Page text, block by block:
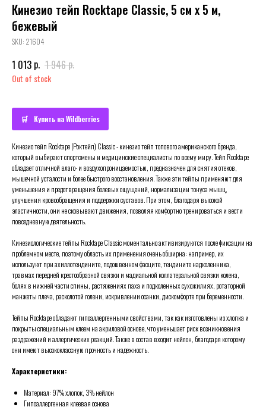
Кинезио тейп Rocktape Classic, 5 см х 5 м,
бежевый
SKU: 21604
1 013 р. 1 946р.
Out of stock
Купить на Wildberries
Кинезио тейп Rocktape (Роктейп) Classic - кинезио тейп топового американского бренда,
который выбирают спортсмены и медицинские специалисты по всему миру. Тейп Rocktape
обладает отличной влаго- и воздухопроницаемостью, предназначен для снятия отеков,
мышечной усталости и более быстрого восстановления. Также эти тейпы применяют для
уменьшения и предотвращения болевых ощущений, нормализации тонуса мышц,
улучшения кровообращения и поддержки суставов. При этом, благодаря высокой
эластичности, они не сковывают движения, позволяя комфортно тренироваться и вести
повседневную деятельность.
Кинезиологические тейпы Rocktape Classic моментально активизируются после фиксации на
проблемном месте, поэтому область их применения очень обширна: например, их
используют при ахиллотендините, подошвенном фасците, тендините надколенника,
травмах передней крестообразной связки и мадиальной коллатеральной связки колена,
болях в нижней части спины, растяжениях паха и подколенных сухожилиях, ротаторной
манжеты плеча, расколотой голени, искривлении осанки, дискомфорте при беременности.
Тейпы Rocktape обладают гипоаллергенными свойствами, так как изготовлены из хлопка и
покрыты специальным клеем на акриловой основе, что уменьшает риск возникновения
раздражений и аллергических реакций. Также в состав входит нейлон, благодаря которому
они имеют высококлассную прочность и надежность.
Характеристики:
Материал: 97% хлопок, 3% нейлон
Гипоаллергенная клеевая основа